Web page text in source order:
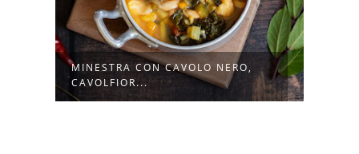
CAVOLO CAPPUCCIO VIOLA
STUFATO CON ...